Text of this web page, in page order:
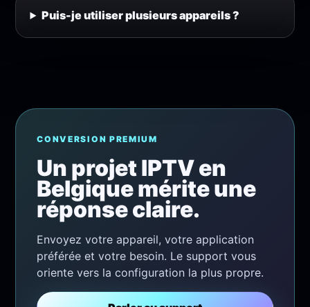
Puis-je utiliser plusieurs appareils ?
CONVERSION PREMIUM
Un projet IPTV en
Belgique mérite une
réponse claire.
Envoyez votre appareil, votre application
préférée et votre besoin. Le support vous
oriente vers la configuration la plus propre.